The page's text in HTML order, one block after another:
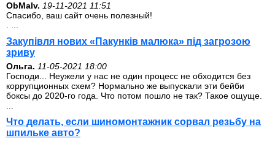
ОbMalv. 19-11-2021 11:51
Спасибо, ваш сайт очень полезный!
Закупівля нових «Пакунків малюка» під загрозою
зриву
Ольга. 11-05-2021 18:00
Господи... Неужели у нас не один процесс не обходится без
коррупционных схем? Нормально же выпускали эти бейби
боксы до 2020-го года. Что потом пошло не так? Такое ощуще.
Что делать, если шиномонтажник сорвал резьбу на
шпильке авто?